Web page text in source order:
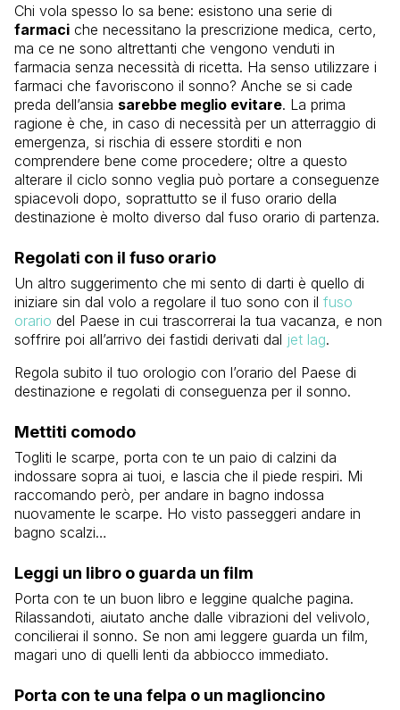
Chi vola spesso lo sa bene: esistono una serie di
farmaci che necessitano la prescrizione medica, certo,
ma ce ne sono altrettanti che vengono venduti in
farmacia senza necessità di ricetta. Ha senso utilizzare i
farmaci che favoriscono il sonno? Anche se si cade
preda dell’ansia sarebbe meglio evitare. La prima
ragione è che, in caso di necessità per un atterraggio di
emergenza, si rischia di essere storditi e non
comprendere bene come procedere; oltre a questo
alterare il ciclo sonno veglia può portare a conseguenze
spiacevoli dopo, soprattutto se il fuso orario della
destinazione è molto diverso dal fuso orario di partenza.
Regolati con il fuso orario
Un altro suggerimento che mi sento di darti è quello di
iniziare sin dal volo a regolare il tuo sono con il fuso
orario del Paese in cui trascorrerai la tua vacanza, e non
soffrire poi all’arrivo dei fastidi derivati dal jet lag.
Regola subito il tuo orologio con l’orario del Paese di
destinazione e regolati di conseguenza per il sonno.
Mettiti comodo
Togliti le scarpe, porta con te un paio di calzini da
indossare sopra ai tuoi, e lascia che il piede respiri. Mi
raccomando però, per andare in bagno indossa
nuovamente le scarpe. Ho visto passeggeri andare in
bagno scalzi…
Leggi un libro o guarda un film
Porta con te un buon libro e leggine qualche pagina.
Rilassandoti, aiutato anche dalle vibrazioni del velivolo,
concilierai il sonno. Se non ami leggere guarda un film,
magari uno di quelli lenti da abbiocco immediato.
Porta con te una felpa o un maglioncino